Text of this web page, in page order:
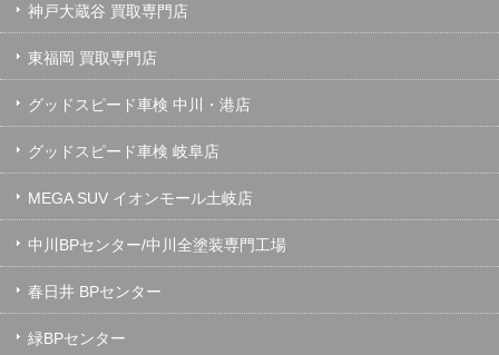
神戸大蔵谷 買取専門店
東福岡 買取専門店
グッドスピード車検 中川・港店
グッドスピード車検 岐阜店
MEGA SUV イオンモール土岐店
中川BPセンター/中川全塗装専門工場
春日井 BPセンター
緑BPセンター